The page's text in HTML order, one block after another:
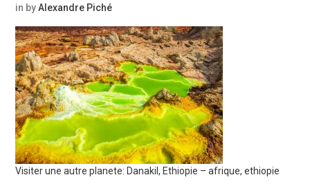
in byAlexandre Piché
Visiter une autre planete: Danakil, Ethiopie – afrique, ethiopie